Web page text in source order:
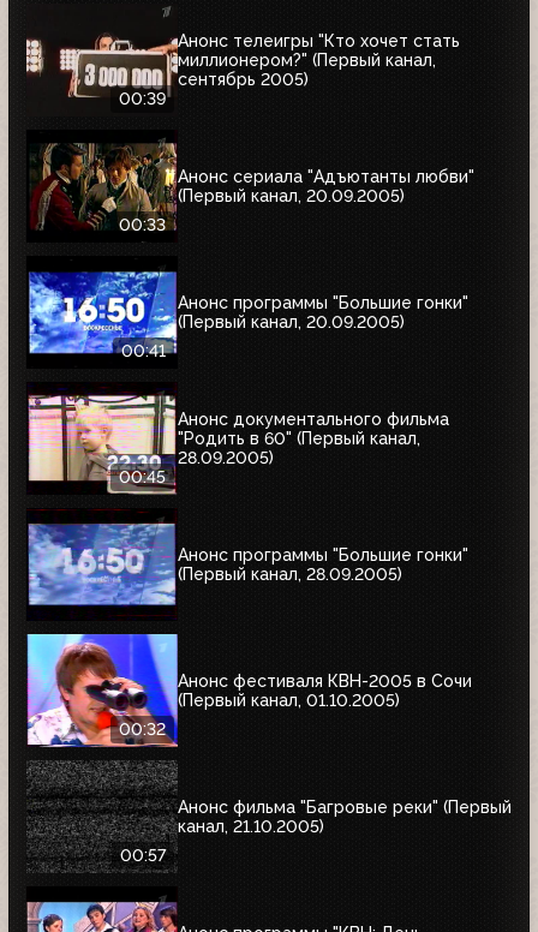
00:39
Анонс телеигры "Кто хочет стать
миллионером?" (Первый канал,
сентябрь 2005)
00:33
Анонс сериала "Адъютанты любви"
(Первый канал, 20.09.2005)
00:41
Анонс программы "Большие гонки"
(Первый канал, 20.09.2005)
00:45
Анонс документального фильма
"Родить в 60" (Первый канал,
28.09.2005)
Анонс программы "Большие гонки"
(Первый канал, 28.09.2005)
00:32
Анонс фестиваля КВН-2005 в Сочи
(Первый канал, 01.10.2005)
00:57
Анонс фильма "Багровые реки" (Первый
канал, 21.10.2005)